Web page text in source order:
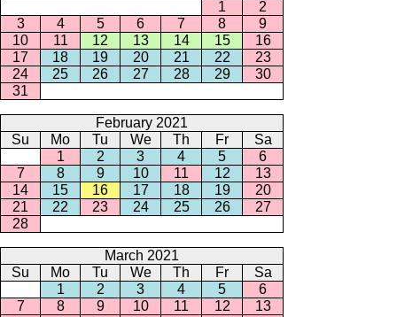
1
2
3
4 5 6 7 8
9
10
11 12 13 14 15
16
17
18 19 20 21 22
23
24
25 26 27 28 29
30
31
February 2021
Su
Mo Tu We Th Fr
Sa
1
2 3 4 5
6
7
8 9 10 11 12
13
14
15 16 17 18 19
20
21
22 23 24 25 26
27
28
March 2021
Su
Mo Tu We Th Fr
Sa
1
2 3 4 5
6
7
8 9 10 11 12
13